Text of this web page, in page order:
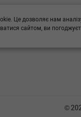
допомога в підборі,
©
Це дозволяє нам
сайтом, ви